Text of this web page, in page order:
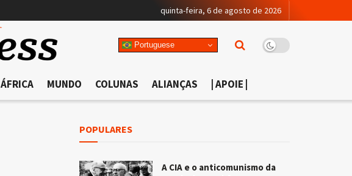
quinta-feira, 6 de agosto de 2026
Portuguese
ÁFRICA MUNDO COLUNAS ALIANÇAS | APOIE |
POPULARES
A CIA e o anticomunismo da